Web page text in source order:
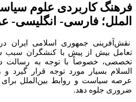
فرهنگ کاربردی علوم
الملل؛ فارسی- انگلیسی-
نقش‌آفرینی جمهوری اسلامی ایران
تعامل بیش ‌از پیش با کنشگران سبب
تخصصی، خصوصاً با توجه به رسالت
السلام بسیار مورد توجه قرار گیرد و
عرصه سیاست و روابط بین‌الملل برای
ضروری جلوه دهد.